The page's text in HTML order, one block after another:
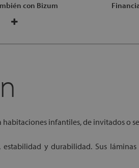
con Bizum
infantiles, de invitados o
y durabilidad. Sus